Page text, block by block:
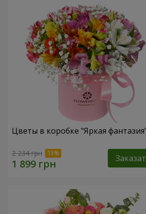
Цветы в коробке "Яркая
2 234 грн